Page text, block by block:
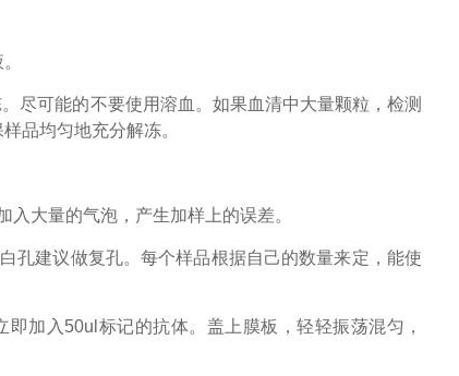
尽可能的不要使用溶血。如果血清中大量颗粒，检测
品均匀地充分解冻。
大量的气泡，产生加样上的误差。
孔建议做复孔。每个样品根据自己的数量来定，能使
加入50ul标记的抗体。盖上膜板，轻轻振荡混匀，